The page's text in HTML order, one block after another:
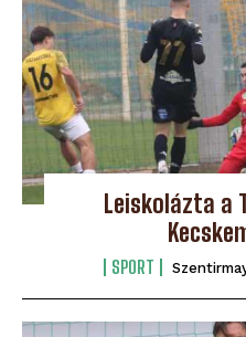
Leiskolázta a
SPORT